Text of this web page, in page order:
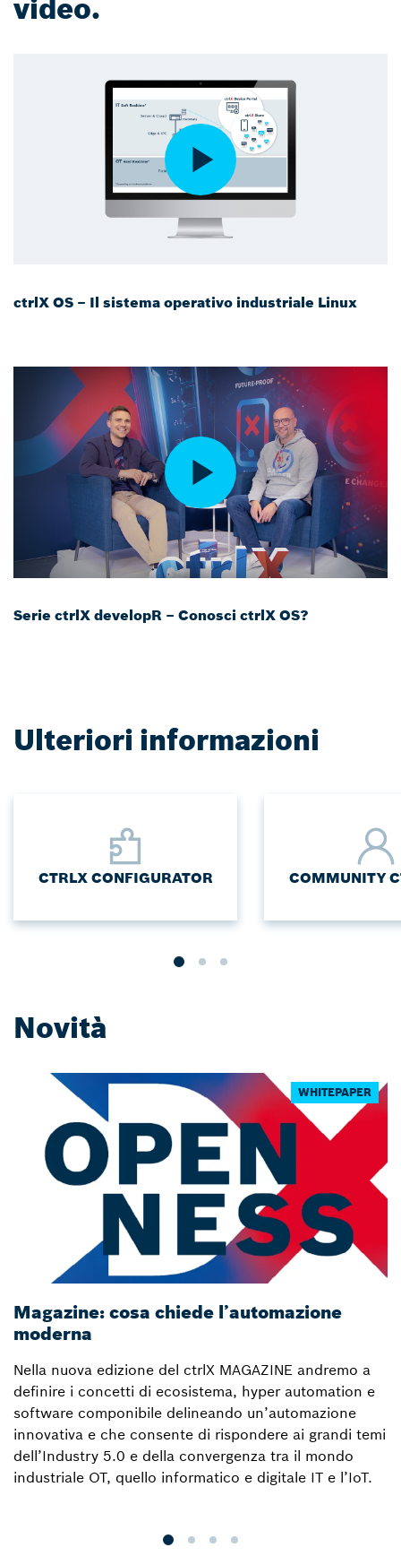
video.
ctrlX OS – Il sistema operativo industriale Linux
Serie ctrlX developR – Conosci ctrlX OS?
Ulteriori informazioni
CTRLX CONFIGURATOR COMMUNITY
Novità
Magazine: cosa chiede l’automazione
moderna
Nella nuova edizione del ctrlX MAGAZINE andremo a
definire i concetti di ecosistema, hyper automation e
software componibile delineando un’automazione
innovativa e che consente di rispondere ai grandi temi
dell’Industry 5.0 e della convergenza tra il mondo
industriale OT, quello informatico e digitale IT e l’IoT.
WHITEPAPER